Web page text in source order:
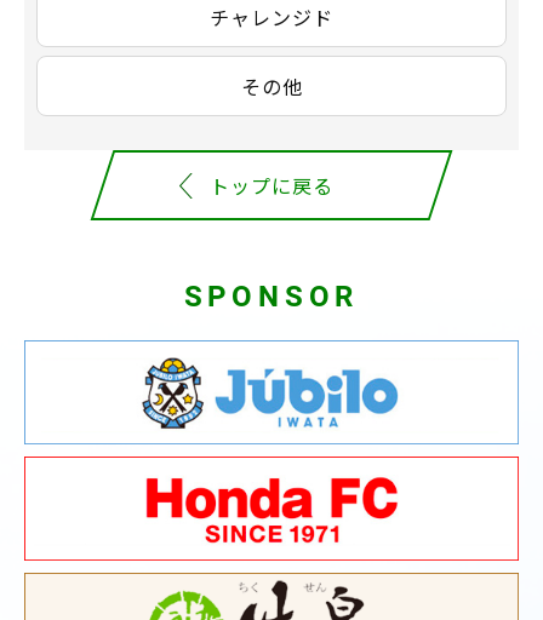
チャレンジド
その他
トップに戻る
SPONSOR